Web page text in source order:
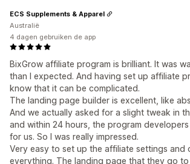
BixGrow affiliate program is brilliant. It was
than I expected. And having set up affiliate
know that it can be complicated.
The landing page builder is excellent, like
And we actually asked for a slight tweak in
and within 24 hours, the program
for us. So I was really impressed.
Very easy to set up the affiliate settings and
everything. The landing page that they go
ECS Supplements & Apparel
Australië
4 dagen gebruiken de app